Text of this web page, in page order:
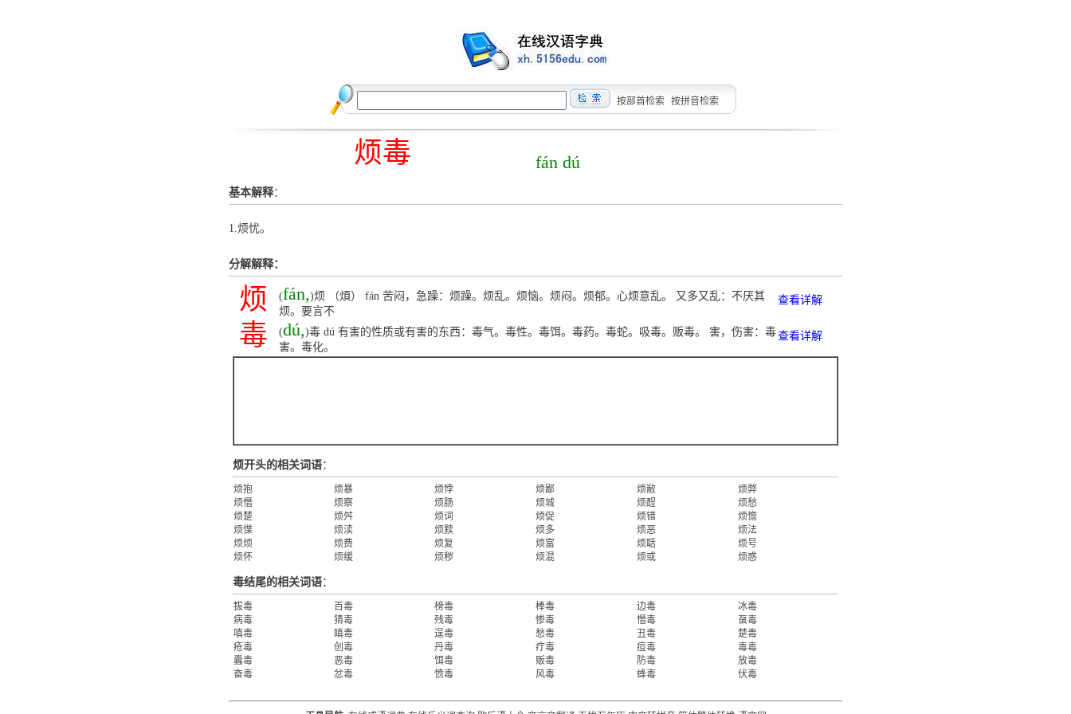
按部首检索 按拼音检索
烦毒 fán dú
基本解释：
1.烦忧。
分解解释：
烦 (fán,)烦 （煩） fán 苦闷，急躁：烦躁。烦乱。烦恼。烦闷。烦郁。心烦意乱。 又多又乱：不厌其
烦。要言不
查看详解
毒 (dú,)毒 dú 有害的性质或有害的东西：毒气。毒性。毒饵。毒药。毒蛇。吸毒。贩毒。 害，伤害：毒
害。毒化。
查看详解
烦开头的相关词语：
烦抱 烦暴 烦悖 烦鄙 烦敝
烦弊
烦憯
烦察 烦肠 烦城 烦酲
烦愁
烦楚
烦舛 烦词 烦促 烦错
烦憺
烦惵
烦渎 烦黩 烦多 烦恶
烦法
烦烦
烦费 烦复 烦富 烦聒
烦号
烦怀
烦缓 烦秽 烦混 烦或 烦惑
毒结尾的相关词语：
拔毒 百毒 榜毒 棒毒 边毒
冰毒
病毒
猜毒 残毒 惨毒 憯毒
虿毒
嗔毒
瞋毒 逞毒 愁毒 丑毒
楚毒
疮毒
创毒 丹毒 疔毒 痘毒
毒毒
蠹毒
恶毒 饵毒 贩毒 防毒
放毒
奋毒
忿毒 愤毒 风毒 蜂毒 伏毒